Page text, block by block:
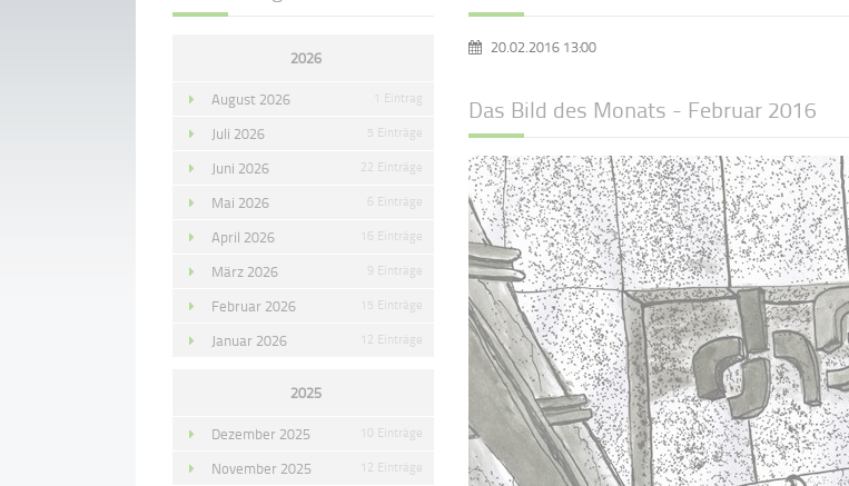
20.02.2016 13:00
Das Bild des Monats - Februar 2016
2026
August 2026 1 Eintrag
Juli 2026 5 Einträge
Juni 2026 22 Einträge
Mai 2026 6 Einträge
April 2026 16 Einträge
März 2026 9 Einträge
Februar 2026 15 Einträge
Januar 2026 12 Einträge
2025
Dezember 2025 10 Einträge
November 2025 12 Einträge